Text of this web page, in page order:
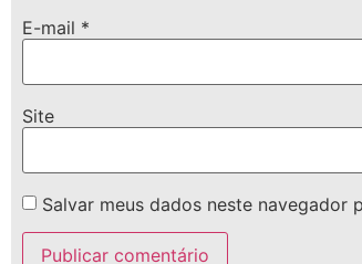
E-mail *
Site
Salvar meus dados neste navegador